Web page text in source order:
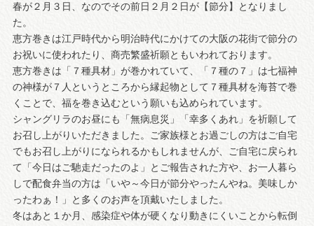
春が２月３日、なのでその前日２月２日が【節分】となりまし
た。
恵方巻きは江戸時代から明治時代にかけての大阪の花街で節分の
お祝いに使われたり、商売繁盛祈願ともいわれております。
恵方巻きは「７種具材」が巻かれていて、「７種の７」は七福神
の神様が７人というところから縁起物として７種具材を海苔で巻
くことで、福を巻き込むという願いも込められています。
シャングリラのお昼にも「無病息災」「幸多くあれ」を祈願して
お召し上がりいただきました。ご家族様とお過ごしの方はご自宅
でもお召し上がりになられるかもしれませんが、ご自宅に戻られ
て「今日はご馳走だったのよ」とご報告された方や、お一人暮ら
しで配食弁当の方は「いや～今日が節分やったんやね。美味しか
ったわぁ！」と多くのお声を頂戴いたしました。
冬はあと１か月、感染症や体が硬くなり動きにくいことから転倒